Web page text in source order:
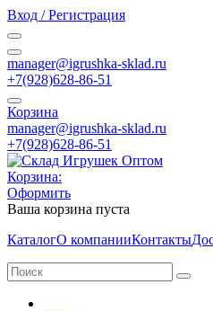
Вход / Регистрация
manager@igrushka-sklad.ru
+7(928)628-86-51
Корзина
manager@igrushka-sklad.ru
+7(928)628-86-51
Корзина:
Оформить
Ваша корзина пуста
КаталогО компанииКонтакты